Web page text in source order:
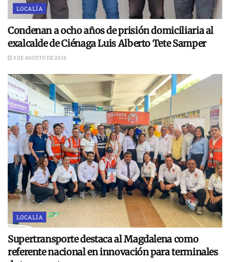
LOCALÍA
Condenan a ocho años de prisión domiciliaria al
exalcalde de Ciénaga Luis Alberto Tete Samper
5 DE AGOSTO DE 2026
LOCALÍA
Supertransporte destaca al Magdalena como
referente nacional en innovación para terminales